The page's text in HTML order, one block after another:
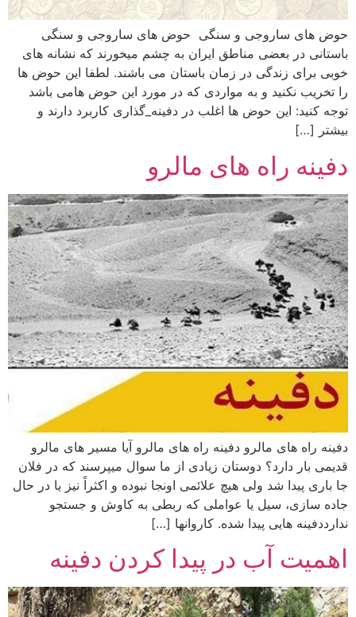
حوض های ساروجی و سنگی حوض های ساروجی و سنگی
باستانی در بعضی مناطق ایران به چشم میخورند که نشانه های
خوبی برای زندگی در زمان باستان می باشند. لطفا این حوض ها
را تخریب نکنید و به مواردی که در مورد این حوض هامی باشد
توجه کنید: این حوض ها اغلب در دفینه_گذاری کاربرد دارند و
بیشتر […]
دفینه راه های مالرو
دفینه راه های مالرو دفینه راه های مالرو آیا مسیر های مالرو
قدیمی بار دارد؟ دوستان زیادی از ما سوال میپرسند که در فلان
جا باری پیدا شد ولی هیچ علائمی اونجا نبوده و اکثراً نیز یا در حال
جاده سازی، سیل یا عواملی که ربطی به کاوش و جستجو
ندارددفینه هایی پیدا شده. کاروانها […]
اهمیت آب در پیدا کردن دفینه